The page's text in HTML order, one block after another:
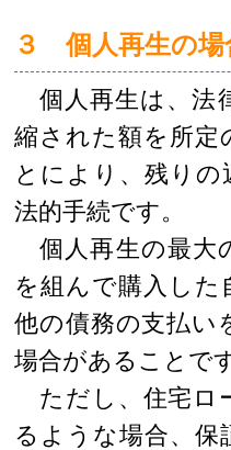
３ 個人再生の場
個人再生は、法
縮された額を所定
とにより、残りの
法的手続です。
個人再生の最大
を組んで購入した
他の債務の支払い
場合があることです
ただし、住宅ロ
るような場合、保